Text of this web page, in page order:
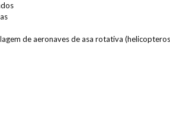
de aeronaves de asa rotativa